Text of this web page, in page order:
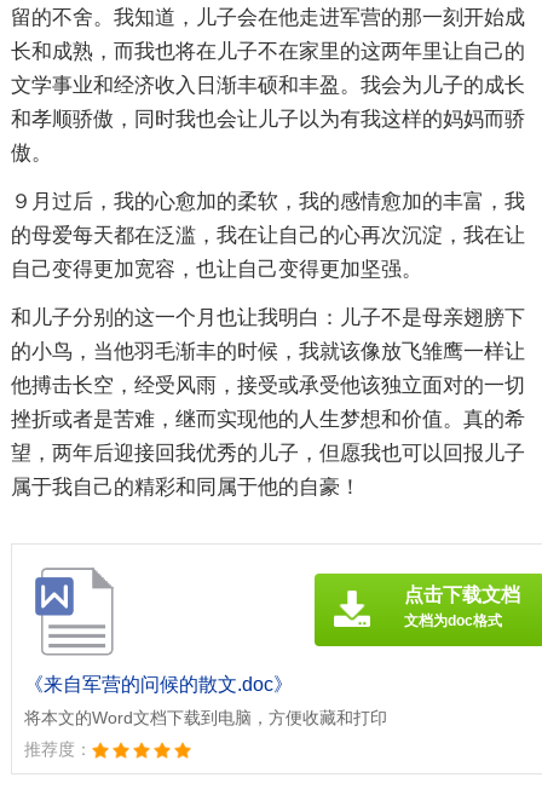
留的不舍。我知道，儿子会在他走进军营的那一刻开始成
长和成熟，而我也将在儿子不在家里的这两年里让自己的
文学事业和经济收入日渐丰硕和丰盈。我会为儿子的成长
和孝顺骄傲，同时我也会让儿子以为有我这样的妈妈而骄
傲。
９月过后，我的心愈加的柔软，我的感情愈加的丰富，我
的母爱每天都在泛滥，我在让自己的心再次沉淀，我在让
自己变得更加宽容，也让自己变得更加坚强。
和儿子分别的这一个月也让我明白：儿子不是母亲翅膀下
的小鸟，当他羽毛渐丰的时候，我就该像放飞雏鹰一样让
他搏击长空，经受风雨，接受或承受他该独立面对的一切
挫折或者是苦难，继而实现他的人生梦想和价值。真的希
望，两年后迎接回我优秀的儿子，但愿我也可以回报儿子
属于我自己的精彩和同属于他的自豪！
《来自军营的问候的散文.doc》
将本文的Word文档下载到电脑，方便收藏和打印
推荐度：
点击下载文档
文档为doc格式